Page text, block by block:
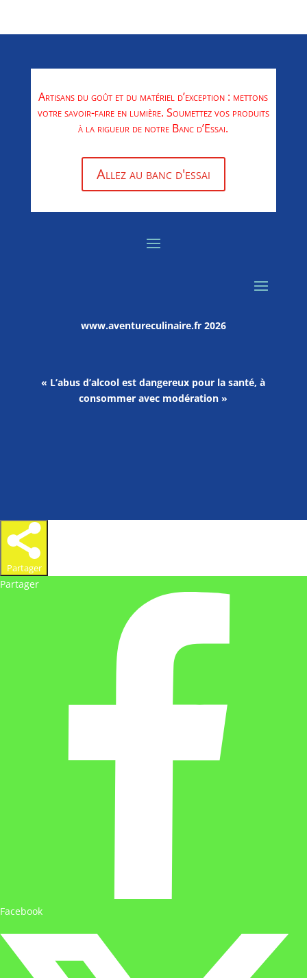
Artisans du goût et du matériel d’exception : mettons
votre savoir-faire en lumière. Soumettez vos produits
à la rigueur de notre Banc d’Essai.
Allez au banc d'essai
www.aventureculinaire.fr2026
« L’abus d’alcool est dangereux pour la santé, à
consommer avec modération »
Partager
Partager
Facebook